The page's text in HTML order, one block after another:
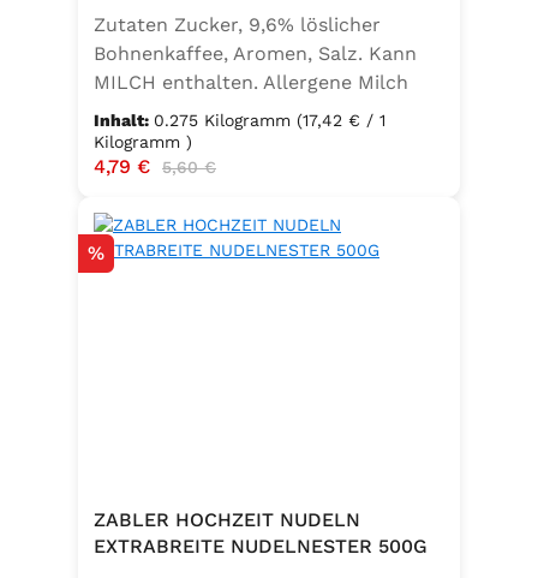
Zutaten Zucker, 9,6% löslicher
Bohnenkaffee, Aromen, Salz. Kann
MILCH enthalten. Allergene Milch
und daraus gewonnene Erzeugnisse
Inhalt: 0.275 Kilogramm (17,42 € / 1
Kilogramm )
Verkaufspreis:
4,79 € Regulärer Preis:
5,60 €
Rabatt
%
ZABLER HOCHZEIT NUDELN
EXTRABREITE NUDELNESTER 500G